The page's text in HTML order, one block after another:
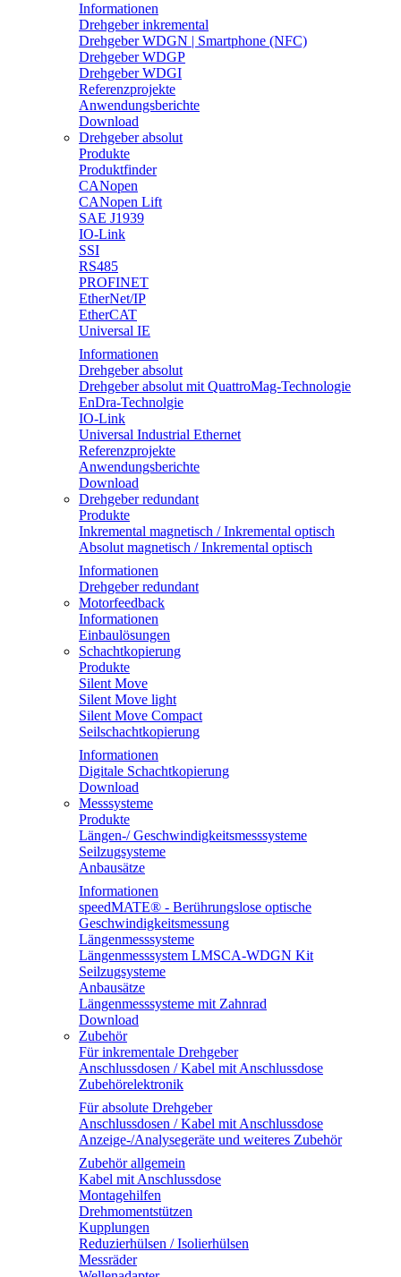
Informationen
Drehgeber inkremental
Drehgeber WDGN | Smartphone (NFC)
Drehgeber WDGP
Drehgeber WDGI
Referenzprojekte
Anwendungsberichte
Download
Drehgeber absolut
Produkte
Produktfinder
CANopen
CANopen Lift
SAE J1939
IO-Link
SSI
RS485
PROFINET
EtherNet/IP
EtherCAT
Universal IE
Informationen
Drehgeber absolut
Drehgeber absolut mit QuattroMag-Technologie
EnDra-Technolgie
IO-Link
Universal Industrial Ethernet
Referenzprojekte
Anwendungsberichte
Download
Drehgeber redundant
Produkte
Inkremental magnetisch / Inkremental optisch
Absolut magnetisch / Inkremental optisch
Informationen
Drehgeber redundant
Motorfeedback
Informationen
Einbaulösungen
Schachtkopierung
Produkte
Silent Move
Silent Move light
Silent Move Compact
Seilschachtkopierung
Informationen
Digitale Schachtkopierung
Download
Messsysteme
Produkte
Längen-/ Geschwindigkeitsmesssysteme
Seilzugsysteme
Anbausätze
Informationen
speedMATE® - Berührungslose optische
Geschwindigkeitsmessung
Längenmesssysteme
Längenmesssystem LMSCA-WDGN Kit
Seilzugsysteme
Anbausätze
Längenmesssysteme mit Zahnrad
Download
Zubehör
Für inkrementale Drehgeber
Anschlussdosen / Kabel mit Anschlussdose
Zubehörelektronik
Für absolute Drehgeber
Anschlussdosen / Kabel mit Anschlussdose
Anzeige-/Analysegeräte und weiteres Zubehör
Zubehör allgemein
Kabel mit Anschlussdose
Montagehilfen
Drehmomentstützen
Kupplungen
Reduzierhülsen / Isolierhülsen
Messräder